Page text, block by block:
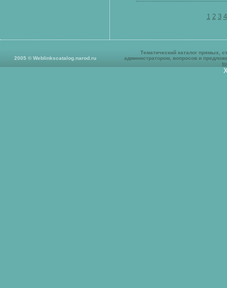
1 2 3 4
2005 © Weblinkscatalog.narod.ru
Тематический каталог прямых,
администратором, вопросов и